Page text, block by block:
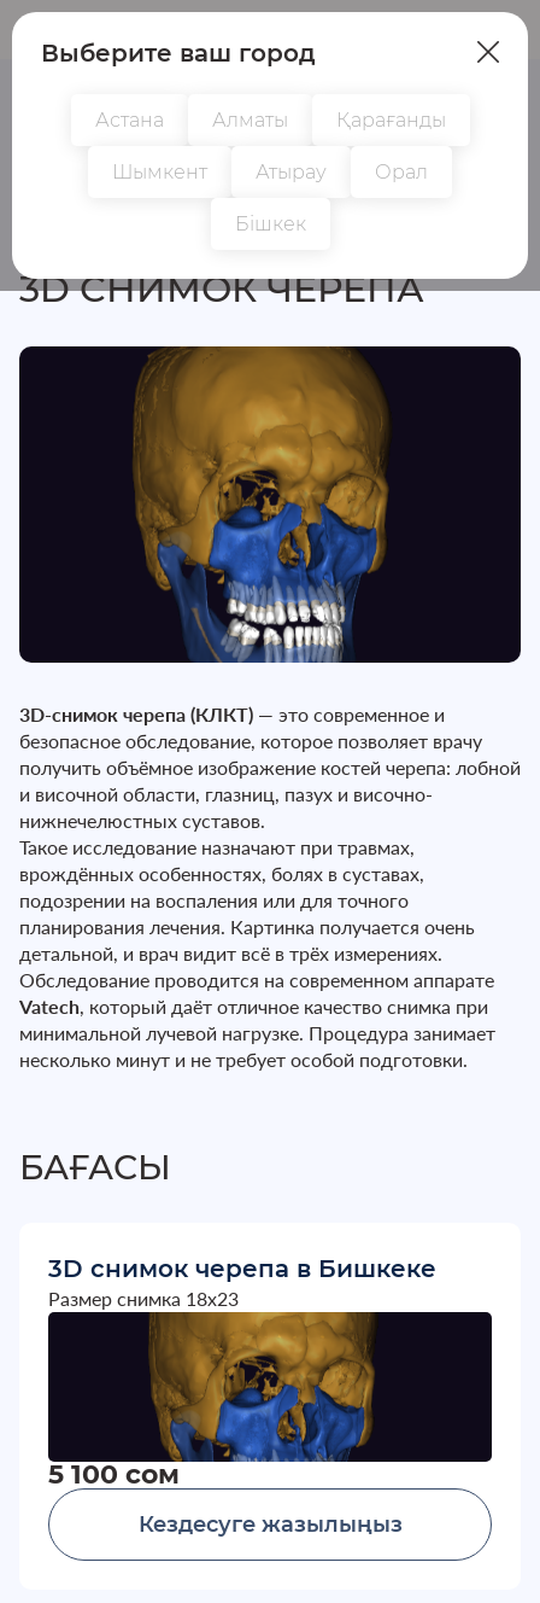
3D СНИМОК ЧЕРЕПА
3D-снимок черепа (КЛКТ) — это современное и
безопасное обследование, которое позволяет врачу
получить объёмное изображение костей черепа: лобной
и височной области, глазниц, пазух и височно-
нижнечелюстных суставов.
Такое исследование назначают при травмах,
врождённых особенностях, болях в суставах,
подозрении на воспаления или для точного
планирования лечения. Картинка получается очень
детальной, и врач видит всё в трёх измерениях.
Обследование проводится на современном аппарате
Vatech, который даёт отличное качество снимка при
минимальной лучевой нагрузке. Процедура занимает
несколько минут и не требует особой подготовки.
БАҒАСЫ
3D снимок черепа в Бишкеке
Размер снимка 18х23
5 100 сом
Кездесуге жазылыңыз
Выберите ваш город
Астана Алматы Қарағанды
Шымкент Атырау Орал
Бішкек